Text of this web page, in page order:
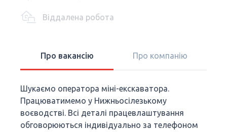
Віддалена робота
Про вакансію Про компанію
Шукаємо оператора міні-екскаватора.
Працюватимемо у Нижньосілезькому
воєводстві. Всі деталі працевлаштування
обговорюються індивідуально за телефоном